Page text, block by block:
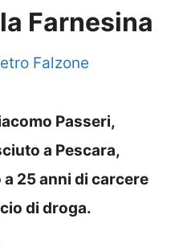
Farnesina
Falzone
Passeri,
a Pescara,
25 anni di carcere
di droga.